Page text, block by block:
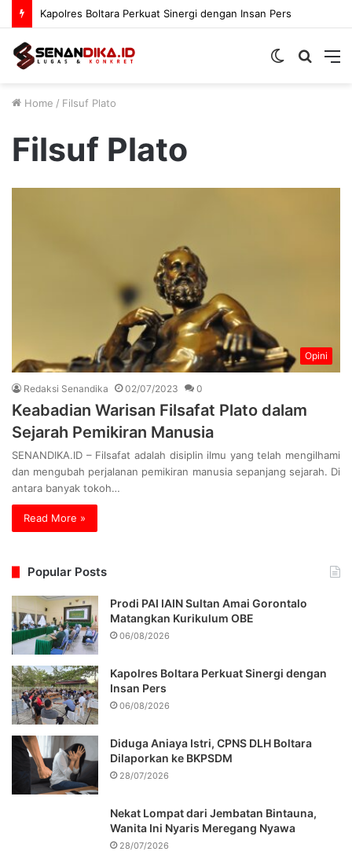
Kapolres Boltara Perkuat Sinergi dengan Insan Pers
Search
Switch
Home / Filsuf Plato
Filsuf Plato
Opini
Redaksi Senandika 02/07/2023 0
Keabadian Warisan Filsafat Plato dalam
Sejarah Pemikiran Manusia
SENANDIKA.ID – Filsafat adalah disiplin ilmu yang telah mengilhami
dan mengubah perjalanan pemikiran manusia sepanjang sejarah. Di
antara banyak tokoh…
Read More »
Popular Posts
Prodi PAI IAIN Sultan Amai Gorontalo
Matangkan Kurikulum OBE
06/08/2026
Kapolres Boltara Perkuat Sinergi dengan
Insan Pers
06/08/2026
Diduga Aniaya Istri, CPNS DLH Boltara
Dilaporkan ke BKPSDM
28/07/2026
Nekat Lompat dari Jembatan Bintauna,
Wanita Ini Nyaris Meregang Nyawa
28/07/2026